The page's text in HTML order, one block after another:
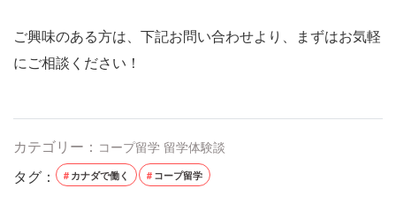
ご興味のある方は、下記お問い合わせより、まずはお気軽
にご相談ください！
カテゴリー： コープ留学 留学体験談
タグ： カナダで働く コープ留学